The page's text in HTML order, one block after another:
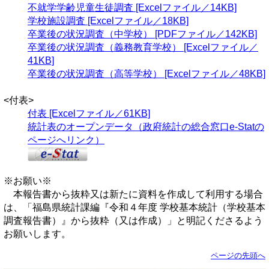
不就学学齢児童生徒調査 [Excelファイル／14KB]
学校施設調査 [Excelファイル／18KB]
卒業後の状況調査（中学校） [PDFファイル／142KB]
卒業後の状況調査（義務教育学校） [Excelファイル／
41KB]
卒業後の状況調査（高等学校） [Excelファイル／48KB]
<付表>
付表 [Excelファイル／61KB]
統計表のオープンデータ（政府統計の総合窓口e-Statの
ページへリンク）
※お願い※
本報告書から抜粋又は新たに資料を作成して利用する場合
は、「福島県統計課編『令和４年度 学校基本統計（学校基本
調査報告書）』から抜粋（又は作成）」と明記くださるよう
お願いします。
ページの先頭へ